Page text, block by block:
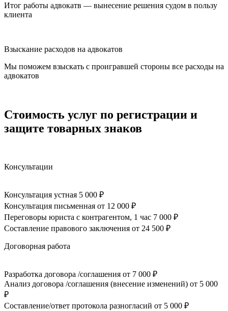
Итог работы адвокатв — вынесение решения судом в пользу
клиента
Взыскание расходов на адвокатов
Мы поможем взыскать с проигравшей стороны все расходы на
адвокатов
Стоимость услуг по регистрации и
защите товарных знаков
Консультации
Консультация устная 5 000 ₽
Консультация письменная от 12 000 ₽
Переговоры юриста с контрагентом, 1 час 7 000 ₽
Составление правового заключения от 24 500 ₽
Договорная работа
Разработка договора /соглашения от 7 000 ₽
Анализ договора /соглашения (внесение изменений) от 5 000
₽
Составление/ответ протокола разногласий от 5 000 ₽